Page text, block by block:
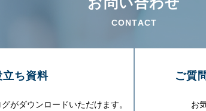
CONTACT
⽴ち資料
がダウンロードいただけます。
ご質
お